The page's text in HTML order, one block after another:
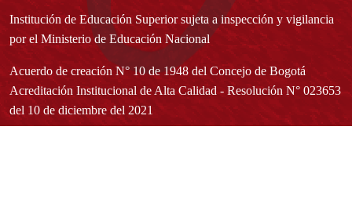
Institución de Educación Superior sujeta a inspección y vigilancia
por el Ministerio de Educación Nacional
Acuerdo de creación N° 10 de 1948 del Concejo de Bogotá
Acreditación Institucional de Alta Calidad - Resolución N° 023653
del 10 de diciembre del 2021